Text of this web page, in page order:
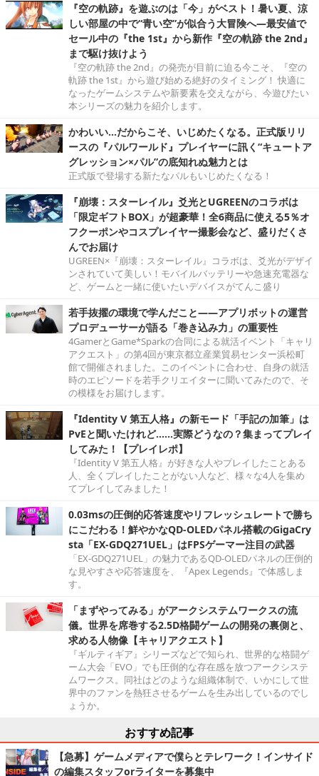
『空の軌跡』を遊ぶのは「今」がベスト！暑い夏、涼
しい部屋の中で“青い空”が似合う大冒険へ―最安値で
セール中の『the 1st』から新作『空の軌跡 the 2nd』
まで駆け抜けよう
『空の軌跡 the 2nd』の発売が目前に迫る今こそ、『空の
軌跡 the 1st』から遊び始める絶好のタイミング！ 快適に
なったゲームシステムや新要素を交えながら、今遊びたい
本シリーズの魅力を紹介します。
かわいい…だからこそ、いじめたくなる。正式版リリ
ースの『パルワールド』プレイヤーに訊く“キュートア
グレッション×パル”の底知れぬ魅力とは
正式版で登場する新たなパルもいじめたくなる！
『崩壊：スターレイル』爻光とUGREENのコラボは
「限定ギフトBOX」が超豪華！全6商品に使える5％オ
フクーポンやコスプレイヤー撮影会など、盛りだくさ
んでお届け
UGREEN×『崩壊：スターレイル』コラボは、爻光がデザイ
ンされていて美しい！モバイルバッテリーや急速充電器な
ど、ゲームと一緒に使いたいデバイスがてんこ盛り
若手抜擢の環境で学んだこと――アプリボットの運営
プロデューサーが語る「巻き込み力」の重要性
4GamerとGame*Sparkの合同による就活イベント「キャリ
アクエスト」の第4回が東京都立産業貿易センター浜松町
館で開催されました。このイベントに合わせ、自身の就活
時のエピソードを若手クリエイターに聞いてみたので、そ
の模様をお届けします。
『Identity V 第五人格』の新モード「手記の加筆」は
PvEと聞いたけれど……実際どうなの？集まってプレイ
してみた！【プレイレポ】
『Identity V 第五人格』が好きな人やプレイしたことある
人、全くプレイしたことがない人など、様々な4人を集め
てプレイしてみました！
0.03msの圧倒的応答速度やリフレッシュレートで勝ち
にこだわる！鮮やかなQD-OLEDパネル搭載のGigaCry
sta「EX-GDQ271UEL」はFPSゲーマー注目の武器
「EX-GDQ271UEL」の魅力であるQD-OLEDパネルの圧倒的
な見やすさや応答速度を、『Apex Legends』で体感しま
す。
「まずやってみる」がアークシステムワークスの流
儀。世界を席巻する2.5D格闘ゲームの開発の裏側と、
求める人物像【キャリアクエスト】
『ギルティギア』シリーズなどで知られ、世界的な格闘ゲ
ーム大会「EVO」でも圧倒的な存在感を放つアークシステ
ムワークス。同社はどのような組織体制で、いかにして世
界中のファンを熱狂させるゲームを生み出しているのでし
ょうか。
おすすめ記事
【急募】ゲームメディアで僕らとテレワーク！インサイド
の編集スタッフorライターを募集中